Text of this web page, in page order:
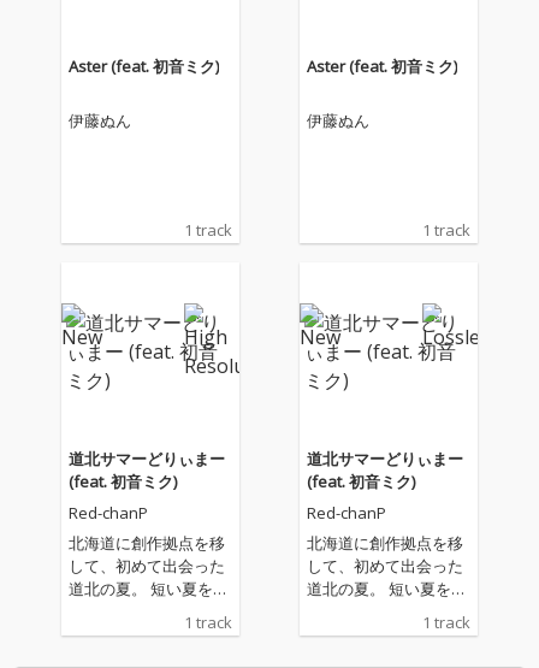
Aster (feat. 初音ミク)
伊藤ぬん
1 track
Aster (feat. 初音ミク)
伊藤ぬん
1 track
道北サマーどりぃまー
(feat. 初音ミク)
Red-chanP
北海道に創作拠点を移
して、初めて出会った
道北の夏。 短い夏を全
ネルギーに、心が躍り
1 track
道北サマーどりぃまー
(feat. 初音ミク)
Red-chanP
北海道に創作拠点を移
して、初めて出会った
道北の夏。 短い夏を全
力で楽しむ人たちのエ
ネルギーに、心が躍り
1 track